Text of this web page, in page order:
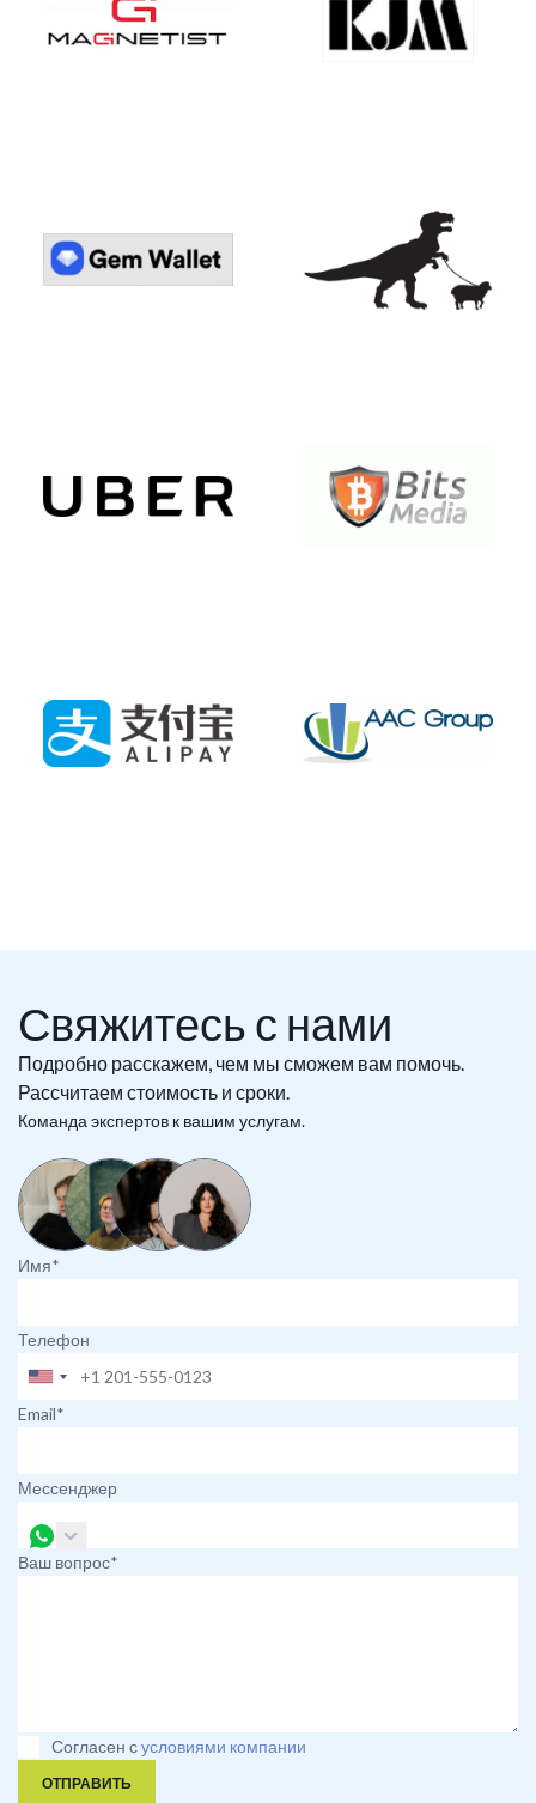
Свяжитесь с нами
Подробно расскажем, чем мы сможем вам помочь.
Рассчитаем стоимость и сроки.
Команда экспертов к вашим услугам.
Имя*
Телефон
Email*
Мессенджер
Ваш вопрос*
Согласен сусловиями компании
ОТПРАВИТЬ